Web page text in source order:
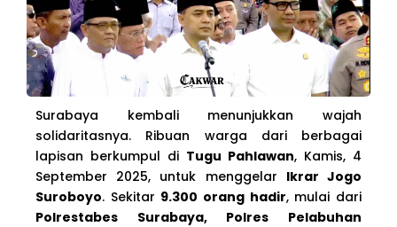
Surabaya kembali menunjukkan wajah
solidaritasnya. Ribuan warga dari berbagai
lapisan berkumpul di Tugu Pahlawan, Kamis, 4
September 2025, untuk menggelar Ikrar Jogo
Suroboyo. Sekitar 9.300 orang hadir, mulai dari
Polrestabes Surabaya, Polres Pelabuhan